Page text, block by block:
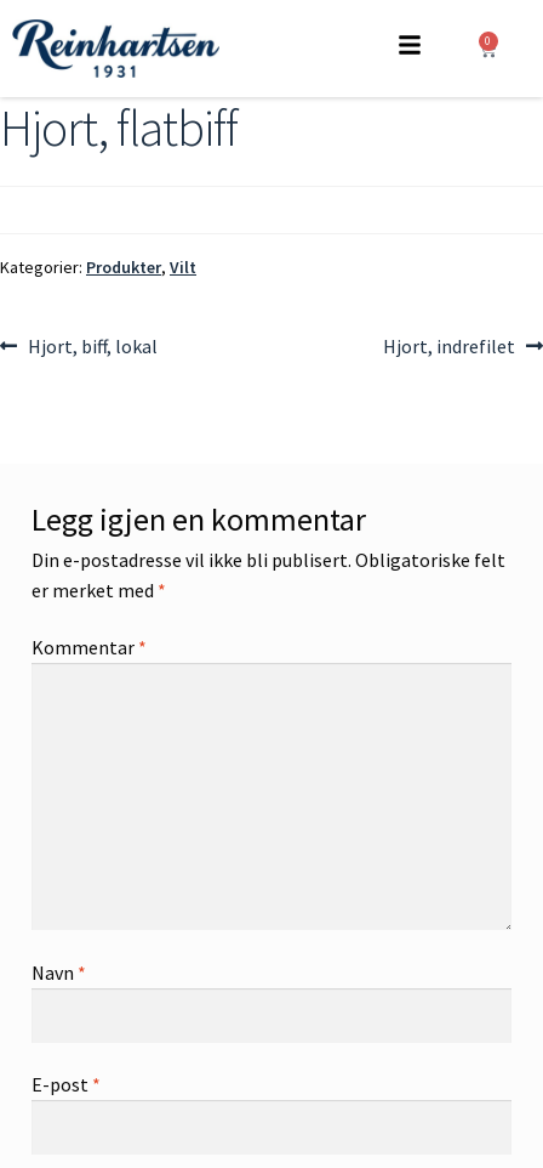
0
Hjort, flatbiff
Kategorier: Produkter, Vilt
Hjort, biff, lokal Hjort, indrefilet
Legg igjen en kommentar
Din e-postadresse vil ikke bli publisert. Obligatoriske felt
er merket med *
Kommentar *
Navn *
E-post *